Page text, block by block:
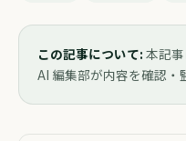
この記事について: 本記
AI 編集部が内容を確認・